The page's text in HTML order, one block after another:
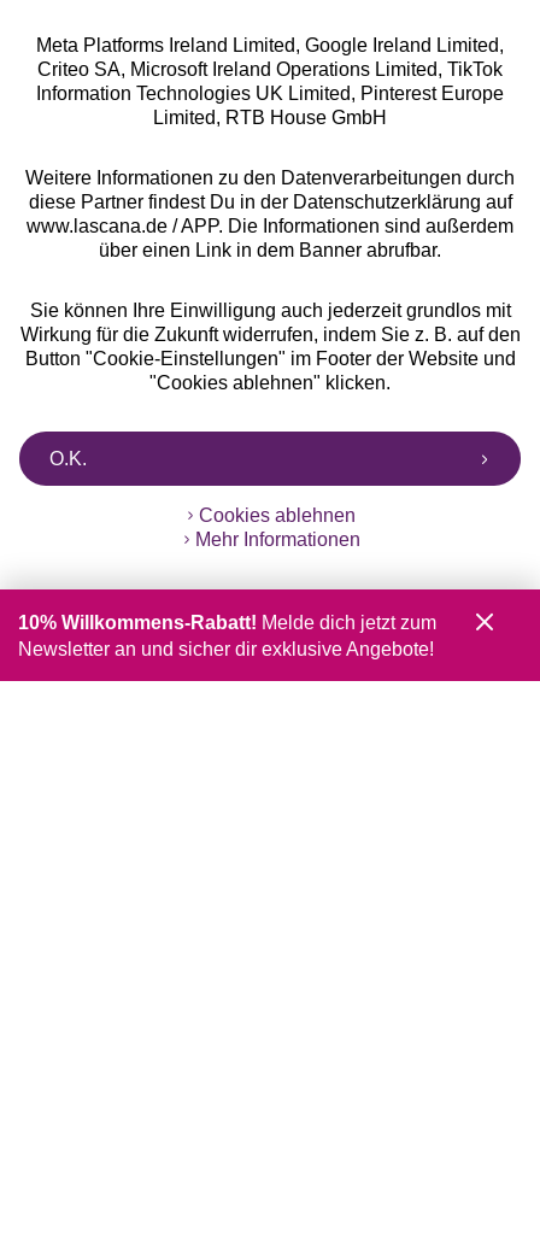
Alle Preise inkl. MwSt., zzgl.
Versandkosten
** Bonität vorausgesetzt, berechtigt zur Bonitätsprüfung
Meta Platforms Ireland Limited, Google Ireland Limited,
Criteo SA, Microsoft Ireland Operations Limited, TikTok
Information Technologies UK Limited, Pinterest Europe
Limited, RTB House GmbH
Weitere Informationen zu den Datenverarbeitungen durch
diese Partner findest Du in der Datenschutzerklärung auf
www.lascana.de / APP. Die Informationen sind außerdem
über einen Link in dem Banner abrufbar.
Sie können Ihre Einwilligung auch jederzeit grundlos mit
Wirkung für die Zukunft widerrufen, indem Sie z. B. auf den
Button "Cookie-Einstellungen" im Footer der Website und
"Cookies ablehnen" klicken.
O.K.
Cookies ablehnen
Mehr Informationen
10% Willkommens-Rabatt! Melde dich jetzt zum
Newsletter an und sicher dir exklusive Angebote!